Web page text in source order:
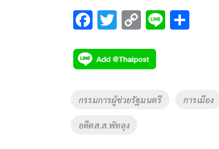
F
e
b
o
o
k
T
tt
er
C
p
y
Li
Li
Tags
กรรมการผู้ช่วยรัฐมนตรี การเมือง
อดีตส.ส.พัทลุง